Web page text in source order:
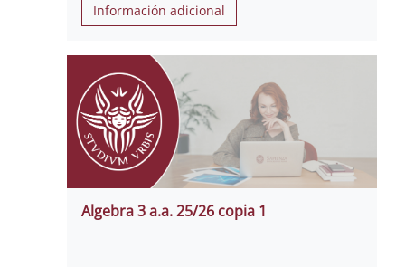
Información adicional
Algebra 3 a.a. 25/26 copia 1